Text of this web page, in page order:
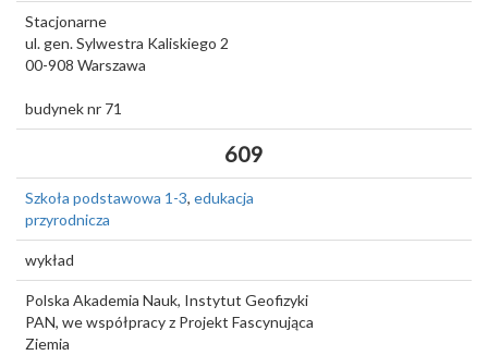
Stacjonarne
ul. gen. Sylwestra Kaliskiego 2
00-908 Warszawa
budynek nr 71
609
Szkoła podstawowa 1-3, edukacja
przyrodnicza
wykład
Polska Akademia Nauk, Instytut Geofizyki
PAN, we współpracy z Projekt Fascynująca
Ziemia